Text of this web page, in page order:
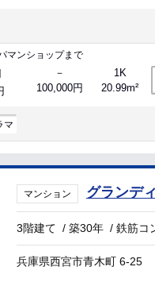
マンショップまで
－
100,000円
1K
20.99m²
マ
マンション グランデ
3階建て /築30年 /鉄筋コ
兵庫県西宮市青木町 6-25